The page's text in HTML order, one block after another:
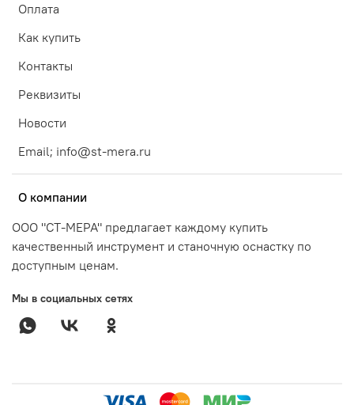
Оплата
Как купить
Контакты
Реквизиты
Новости
Email; info@st-mera.ru
О компании
ООО "СТ-МЕРА" предлагает каждому купить
качественный инструмент и станочную оснастку по
доступным ценам.
Мы в социальных сетях